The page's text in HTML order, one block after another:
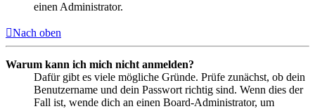
einen Administrator.
Nach oben
Warum kann ich mich nicht anmelden?
Dafür gibt es viele mögliche Gründe. Prüfe zunächst, ob dein
Benutzername und dein Passwort richtig sind. Wenn dies der
Fall ist, wende dich an einen Board-Administrator, um